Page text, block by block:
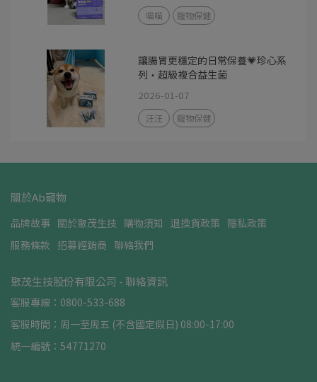
喵喵 寵物保健
讓腸胃更穩定的日常保養💗珍心系
列・超級複合益生菌
2026-01-07
汪汪 寵物保健
關於Ab寵物
品牌故事 關於聚茂生技 購物須知 退換貨政策 隱私政策
服務條款 招募經銷商 聯絡我們
聚茂生技股份有限公司 - 聯絡資訊
客服專線：0800-533-688
客服時間：周一至周五 (不含國定假日) 08:00-17:00
統一編號：54771270